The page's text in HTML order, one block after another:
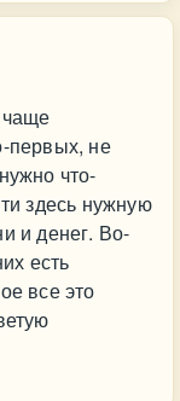
чаще
первых, не
что-
здесь нужную
и денег. Во-
есть
все это